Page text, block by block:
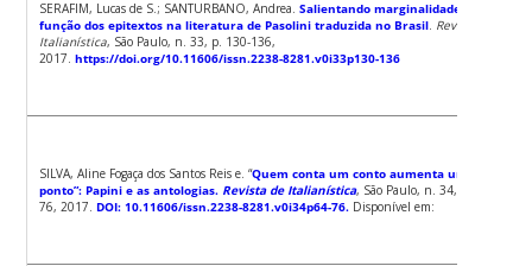
SERAFIM, Lucas de S.; SANTURBANO, Andrea.Salientando marginalidades. A
função dos epitextos na literatura de Pasolini traduzida no Brasil Revista de
Italianística, São Paulo, n. 33, p. 130-136,
2017.https://doi.org/10.11606/issn.2238-8281.v0i33p130-136
SILVA, Aline Fogaça dos Santos Reis e. “Quem conta um conto aumenta um
ponto”: Papini e as antologias. Revista de Italianística, São Paulo, n. 34, p. 64-
76, 2017.DOI: 10.11606/issn.2238-8281.v0i34p64-76. Disponível em: